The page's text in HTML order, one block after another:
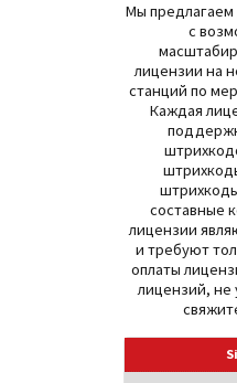
Мы предлагаем
с
лицензии на
станций по
Каждая
составные
лицензии
и требуют
оплаты
лицензий, не